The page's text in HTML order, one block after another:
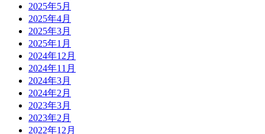
2025年5月
2025年4月
2025年3月
2025年1月
2024年12月
2024年11月
2024年3月
2024年2月
2023年3月
2023年2月
2022年12月